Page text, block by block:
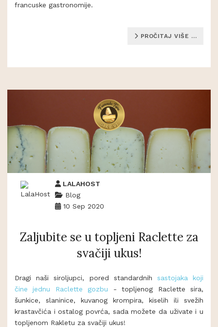
francuske gastronomije.
PROČITAJ VIŠE …
LALAHOST
Blog
10 Sep 2020
Zaljubite se u topljeni Raclette za
svačiji ukus!
Dragi naši siroljupci, pored standardnih sastojaka koji
čine jednu Raclette gozbu - topljenog Raclette sira,
šunkice, slaninice, kuvanog krompira, kiselih ili svežih
krastavčića i ostalog povrća, sada možete da uživate i u
topljenom Rakletu za svačiji ukus!